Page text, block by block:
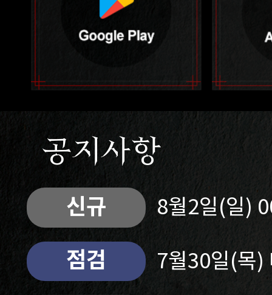
공지사항
신규 8월2일(일)
점검 7월30일(목)